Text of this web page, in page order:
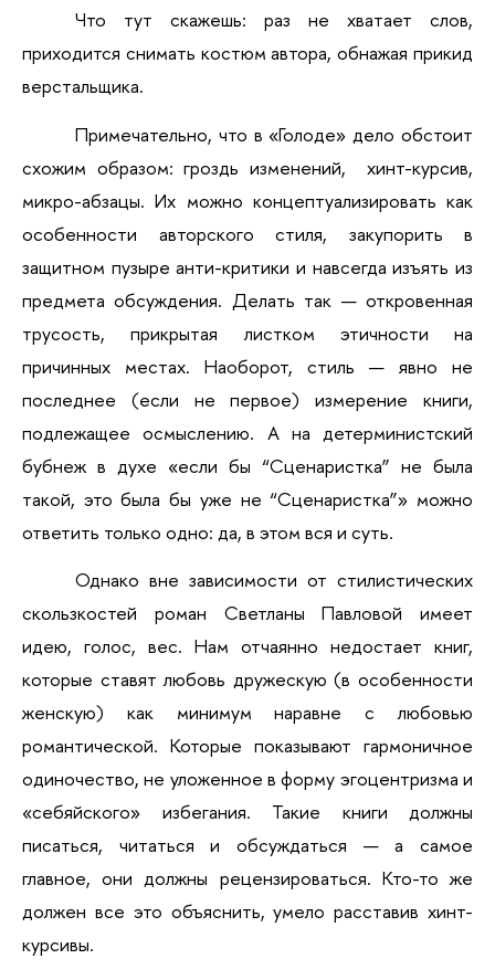
Что тут скажешь: раз не хватает слов,
приходится снимать костюм автора, обнажая прикид
верстальщика.
Примечательно, что в «Голоде» дело обстоит
схожим образом: гроздь изменений,  хинт-курсив,
микро-абзацы. Их можно концептуализировать как
особенности авторского стиля, закупорить в
защитном пузыре анти-критики и навсегда изъять из
предмета обсуждения. Делать так — откровенная
трусость, прикрытая листком этичности на
причинных местах. Наоборот, стиль — явно не
последнее (если не первое) измерение книги,
подлежащее осмыслению. А на детерминистский
бубнеж в духе «если бы “Сценаристка” не была
такой, это была бы уже не “Сценаристка”» можно
ответить только одно: да, в этом вся и суть.
Однако вне зависимости от стилистических
скользкостей роман Светланы Павловой имеет
идею, голос, вес. Нам отчаянно недостает книг,
которые ставят любовь дружескую (в особенности
женскую) как минимум наравне с любовью
романтической. Которые показывают гармоничное
одиночество, не уложенное в форму эгоцентризма и
«себяйского» избегания. Такие книги должны
писаться, читаться и обсуждаться — а самое
главное, они должны рецензироваться. Кто-то же
должен все это объяснить, умело расставив хинт-
курсивы.